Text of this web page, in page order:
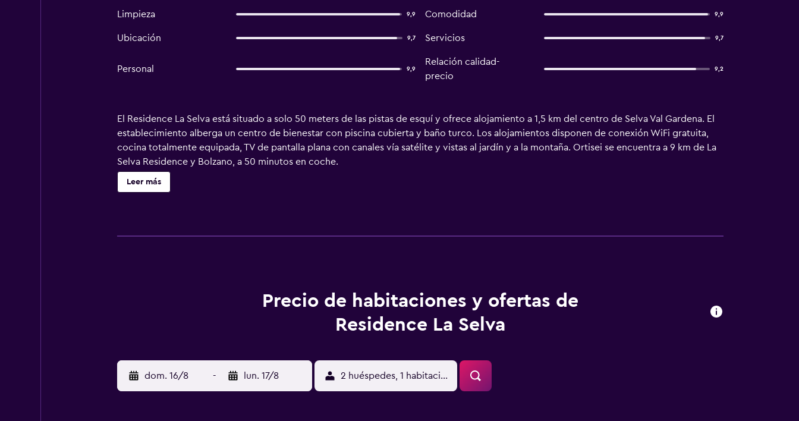
Limpieza 9,9 Comodidad 9,9
Ubicación 9,7 Servicios 9,7
Personal 9,9
Relación calidad-
precio
9,2
El Residence La Selva está situado a solo 50 meters de las pistas de esquí y ofrece alojamiento a 1,5 km del centro de Selva Val Gardena. El
establecimiento alberga un centro de bienestar con piscina cubierta y baño turco. Los alojamientos disponen de conexión WiFi gratuita,
cocina totalmente equipada, TV de pantalla plana con canales vía satélite y vistas al jardín y a la montaña. Ortisei se encuentra a 9 km de La
Selva Residence y Bolzano, a 50 minutos en coche.
Leer más
Precio de habitaciones y ofertas de
Residence La Selva
dom. 16/8 - lun. 17/8 2 huéspedes, 1 habitación